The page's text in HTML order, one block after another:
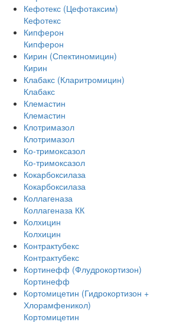
Кефотекс (Цефотаксим)
Кефотекс
Кипферон
Кипферон
Кирин (Спектиномицин)
Кирин
Клабакс (Кларитромицин)
Клабакс
Клемастин
Клемастин
Клотримазол
Клотримазол
Ко-тримоксазол
Ко-тримоксазол
Кокарбоксилаза
Кокарбоксилаза
Коллагеназа
Коллагеназа КК
Колхицин
Колхицин
Контрактубекс
Контрактубекс
Кортинефф (Флудрокортизон)
Кортинефф
Кортомицетин (Гидрокортизон +
Хлорамфеникол)
Кортомицетин